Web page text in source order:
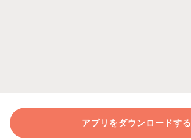
アプリをダウンロードする